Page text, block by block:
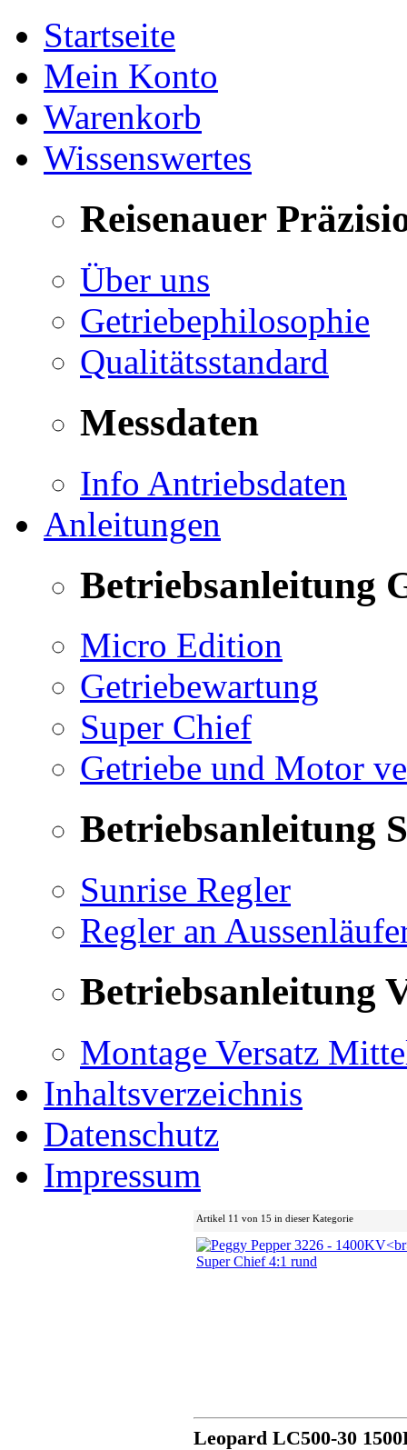
Startseite
Mein Konto
Warenkorb
Wissenswertes
Reisenauer
Über uns
Getriebephilosophie
Qualitätsstandard
Messdaten
Info Antriebsdaten
Anleitungen
Betriebsanleitung
Micro Edition
Getriebewartung
Super Chief
Getriebe und Motor
Betriebsanleitung
Sunrise Regler
Regler an
Betriebsanleitung
Montage Versatz
Inhaltsverzeichnis
Datenschutz
Impressum
Artikel 11 von 15 in dieser Kategorie
Leopard LC500-30